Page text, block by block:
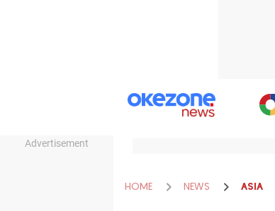
Advertisement
HOME NEWS ASIA